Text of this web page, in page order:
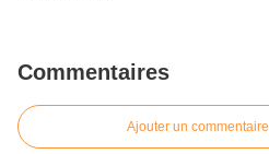
Commentaires
Ajouter un commentaire